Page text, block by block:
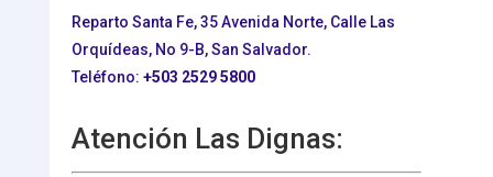
Reparto Santa Fe, 35 Avenida Norte, Calle Las
Orquídeas, No 9-B, San Salvador.
Teléfono: +503 2529 5800
Atención Las Dignas: